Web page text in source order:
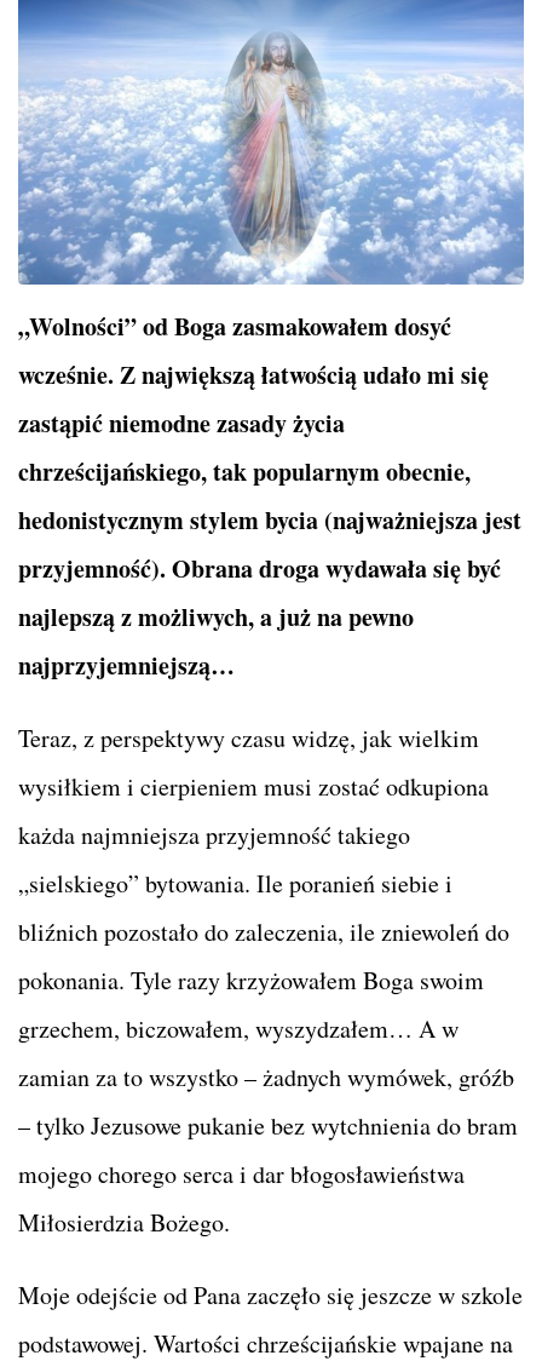
„Wolności” od Boga zasmakowałem dosyć
wcześnie. Z największą łatwością udało mi się
zastąpić niemodne zasady życia
chrześcijańskiego, tak popularnym obecnie,
hedonistycznym stylem bycia (najważniejsza jest
przyjemność). Obrana droga wydawała się być
najlepszą z możliwych, a już na pewno
najprzyjemniejszą…
Teraz, z perspektywy czasu widzę, jak wielkim
wysiłkiem i cierpieniem musi zostać odkupiona
każda najmniejsza przyjemność takiego
„sielskiego” bytowania. Ile poranień siebie i
bliźnich pozostało do zaleczenia, ile zniewoleń do
pokonania. Tyle razy krzyżowałem Boga swoim
grzechem, biczowałem, wyszydzałem… A w
zamian za to wszystko – żadnych wymówek, gróźb
– tylko Jezusowe pukanie bez wytchnienia do bram
mojego chorego serca i dar błogosławieństwa
Miłosierdzia Bożego.
Moje odejście od Pana zaczęło się jeszcze w szkole
podstawowej. Wartości chrześcijańskie wpajane na